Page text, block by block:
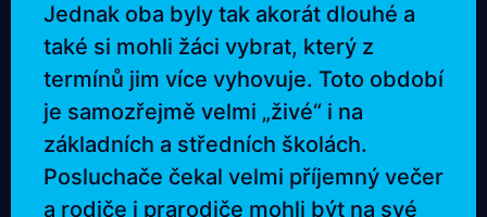
Jednak oba byly tak akorát dlouhé a
také si mohli žáci vybrat, který z
termínů jim více vyhovuje. Toto období
je samozřejmě velmi „živé“ i na
základních a středních školách.
Posluchače čekal velmi příjemný večer
a rodiče i prarodiče mohli být na své